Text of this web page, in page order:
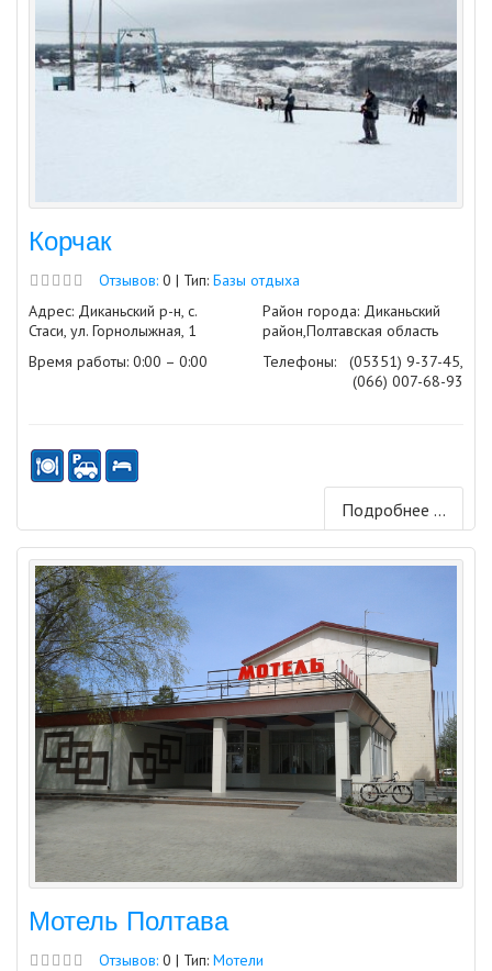
Корчак
Отзывов: 0 | Тип: Базы отдыха
Адрес: Диканьский р-н, с.
Стаси, ул. Горнолыжная, 1
Время работы: 0:00 – 0:00
Район города: Диканьский
район,Полтавская область
Телефоны:
(05351) 9-37-45,
(066) 007-68-93
Подробнее ...
Мотель Полтава
Отзывов: 0 | Тип: Мотели